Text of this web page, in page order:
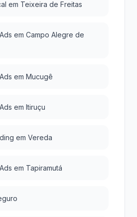
em Teixeira de Freitas
em Campo Alegre de
em Mucugê
em Itiruçu
em Vereda
em Tapiramutá